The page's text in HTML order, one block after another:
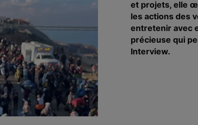
et projets, elle
les actions des
entretenir avec
précieuse qui
Interview.